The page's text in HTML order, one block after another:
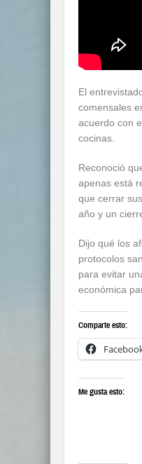
El
comensales
acuerdo con
cocinas.
Reconoció
apenas está
que cerrar
año y un
Dijo qué los
protocolos
para evitar
económica
Comparte esto:
Me gusta esto: